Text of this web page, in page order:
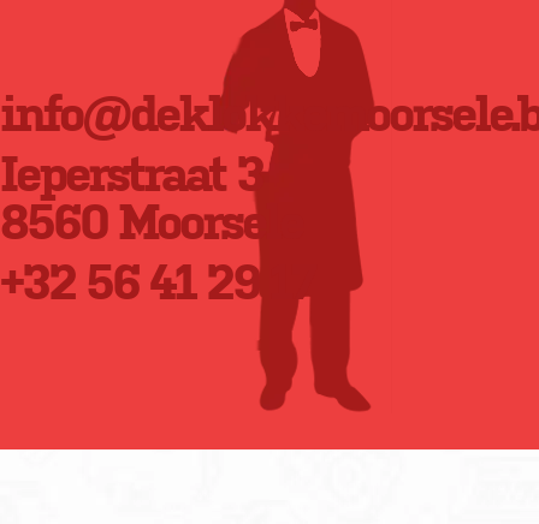
Ieperstraat 3
8560 Moorsele
+32 56 41 29 17